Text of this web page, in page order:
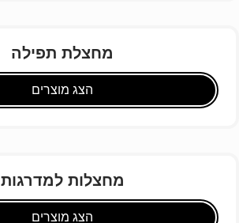
מחצלת תפילה
הצג מוצרים
מחצלות למדרגות
הצג מוצרים